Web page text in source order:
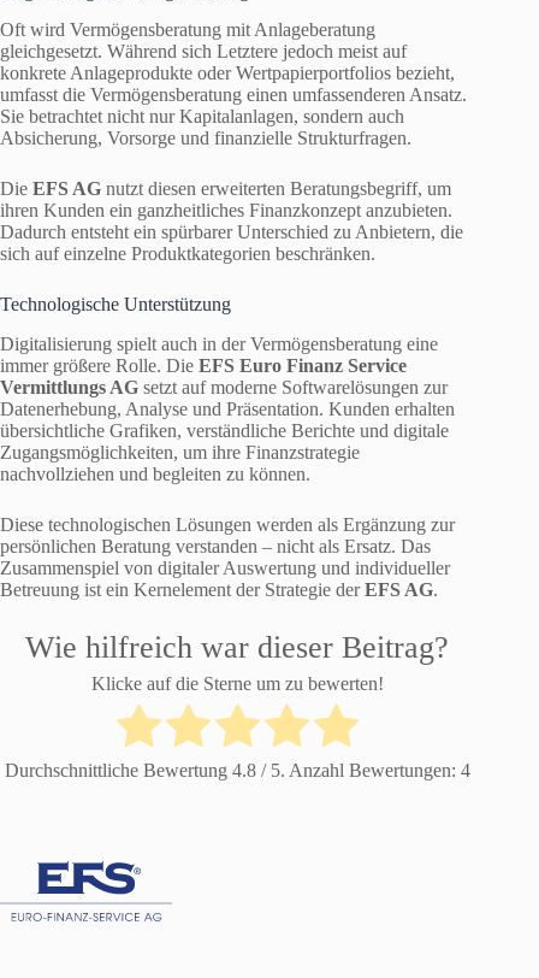
Oft wird Vermögensberatung mit Anlageberatung
gleichgesetzt. Während sich Letztere jedoch meist auf
konkrete Anlageprodukte oder Wertpapierportfolios bezieht,
umfasst die Vermögensberatung einen umfassenderen Ansatz.
Sie betrachtet nicht nur Kapitalanlagen, sondern auch
Absicherung, Vorsorge und finanzielle Strukturfragen.
Die EFS AG nutzt diesen erweiterten Beratungsbegriff, um
ihren Kunden ein ganzheitliches Finanzkonzept anzubieten.
Dadurch entsteht ein spürbarer Unterschied zu Anbietern, die
sich auf einzelne Produktkategorien beschränken.
Technologische Unterstützung
Digitalisierung spielt auch in der Vermögensberatung eine
immer größere Rolle. Die EFS Euro Finanz Service
Vermittlungs AG setzt auf moderne Softwarelösungen zur
Datenerhebung, Analyse und Präsentation. Kunden erhalten
übersichtliche Grafiken, verständliche Berichte und digitale
Zugangsmöglichkeiten, um ihre Finanzstrategie
nachvollziehen und begleiten zu können.
Diese technologischen Lösungen werden als Ergänzung zur
persönlichen Beratung verstanden – nicht als Ersatz. Das
Zusammenspiel von digitaler Auswertung und individueller
Betreuung ist ein Kernelement der Strategie derEFS AG.
Wie hilfreich war dieser Beitrag?
Klicke auf die Sterne um zu bewerten!
Durchschnittliche Bewertung 4.8/ 5. Anzahl Bewertungen: 4